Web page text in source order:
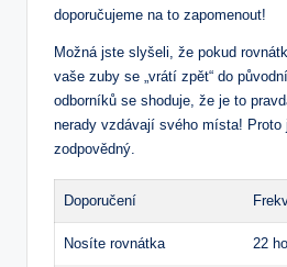
doporučujeme na to zapomenout!
Možná jste slyšeli, že pokud
vaše zuby se „vrátí zpět“ do
odborníků se shoduje, že je to
nerady vzdávají svého místa! Proto
zodpovědný.
Doporučení
Nosíte rovnátka 22